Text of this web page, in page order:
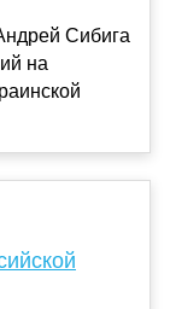
Сибига
на